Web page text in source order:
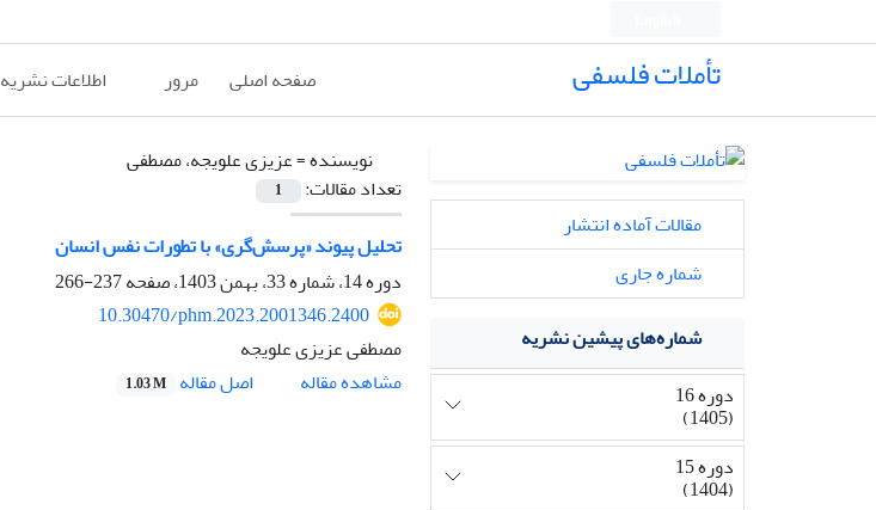
تأملات فلسفی صفحه اصلی مرور اطلاعات نشریه
نویسنده =عزیزی علویجه، مصطفی
تعداد مقالات:
1
تحلیل پیوند «پرسش‌گری» با تطورات نفس انسان
دوره 14، شماره 33، بهمن 1403، صفحه
237-266
10.30470/phm.2023.2001346.2400
مصطفی عزیزی علویجه
مشاهده مقاله
اصل مقاله 1.03 M
مقالات آماده انتشار
شماره جاری
شماره‌های پیشین نشریه
دوره 16
(1405)
دوره 15
(1404)